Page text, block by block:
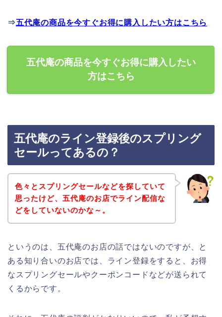
⇒五代庵の商品を今すぐお得に購入したい方はこちら
五代庵の商品を今すぐお得に購入したい
方はこちら
五代庵のライン登録後のスプリング
セールってあるの？
色々とスプリングセールなどを探していて
思ったけど、五代庵のお店でライン配信な
どをしていないのかな～。
というのは、五代庵のお店の話ではないのですが、と
ある知り合いのお店では、ライン登録をすると、お得
なスプリングセールやクーポンコードなどが送られて
くるからです。